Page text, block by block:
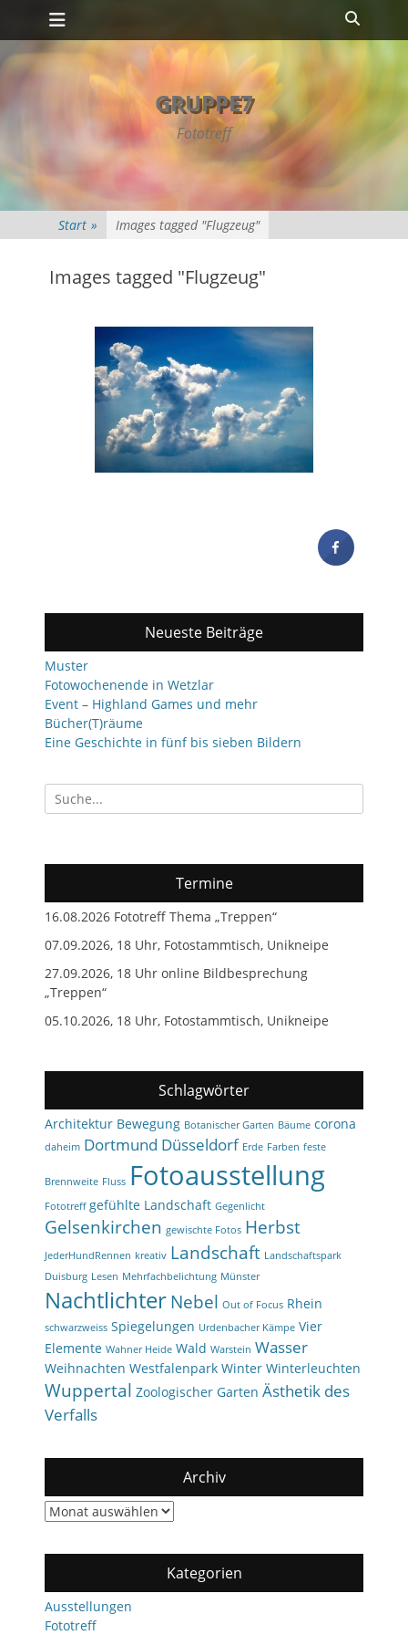
Zum
Inhalt
springen
Primäres Menü
GRUPPE7
Fototreff
Start » Images tagged "Flugzeug"
Images tagged "Flugzeug"
Neueste Beiträge
Muster
Fotowochenende in Wetzlar
Event – Highland Games und mehr
Bücher(T)räume
Eine Geschichte in fünf bis sieben Bildern
Suchen
nach:
Termine
16.08.2026 Fototreff Thema „Treppen“
07.09.2026, 18 Uhr, Fotostammtisch, Unikneipe
27.09.2026, 18 Uhr online Bildbesprechung
„Treppen“
05.10.2026, 18 Uhr, Fotostammtisch, Unikneipe
Schlagwörter
Architektur Bewegung Botanischer Garten Bäume corona
daheim Dortmund Düsseldorf Erde Farben feste
Brennweite Fluss Fotoausstellung
Fototreff gefühlte Landschaft Gegenlicht
Gelsenkirchen gewischte Fotos Herbst
JederHundRennen kreativ Landschaft Landschaftspark
Duisburg Lesen Mehrfachbelichtung Münster
NachtlichterNebel Out of Focus Rhein
schwarzweiss Spiegelungen Urdenbacher Kämpe Vier
Elemente Wahner Heide Wald Warstein Wasser
Weihnachten Westfalenpark Winter Winterleuchten
Wuppertal Zoologischer Garten Ästhetik des
Verfalls
Archiv
Archiv
Kategorien
Ausstellungen
Fototreff